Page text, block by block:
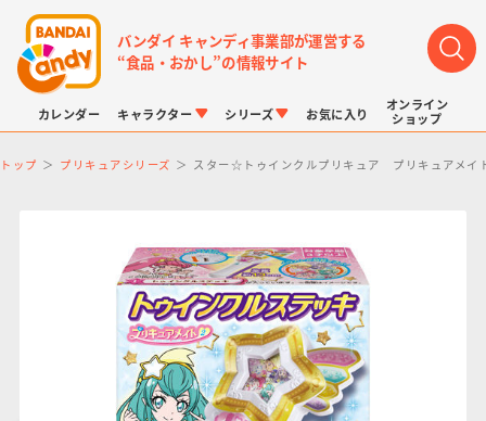
バンダイ キャンディ事業部が運営する
“食品・おかし”の情報サイト
カレンダー キャラクター
LINK TRAVELERS プリキュアシリーズ ドラゴンボール
シリーズ
チョコボックス チョコサプ ポケモンキッズ
お気に入り
オンライン
ショップ
トップ プリキュアシリーズ スター☆トゥインクルプリキュア プリキュアメイ